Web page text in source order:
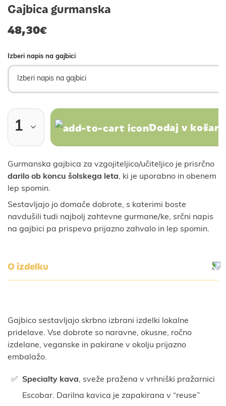
Gajbica gurmanska
48,30€
Izberi napis na gajbici
Dodaj v
Gurmanska gajbica za vzgojiteljico/učiteljico je prisrčno
darilo ob koncu šolskega leta, ki je uporabno in obenem
lep spomin.
Sestavljajo jo domače dobrote, s katerimi boste
navdušili tudi najbolj zahtevne gurmane/ke, srčni napis
na gajbici pa prispeva prijazno zahvalo in lep spomin.
O izdelku
Gajbico sestavljajo skrbno izbrani izdelki lokalne
pridelave. Vse dobrote so naravne, okusne, ročno
izdelane, veganske in pakirane v okolju prijazno
embalažo.
Specialty kava, sveže pražena v vrhniški pražarnici
Escobar. Darilna kavica je zapakirana v “reuse”